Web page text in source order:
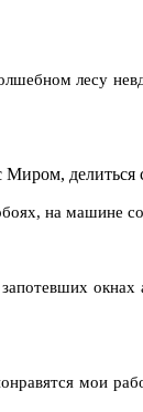
лесу
Миром,
на машине
мои